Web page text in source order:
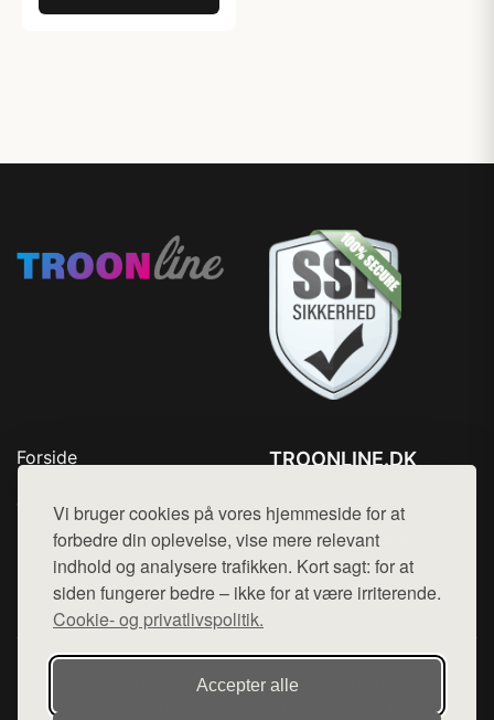
Vi bruger cookies på vores hjemmeside for at
forbedre din oplevelse, vise mere relevant
indhold og analysere trafikken. Kort sagt: for at
siden fungerer bedre – ikke for at være irriterende.
Cookie- og privatlivspolitik.
Accepter alle
Forside
Top Rabatter
Blog
Kontakt
TROONLINE.DK
Mail: hej@want.dk
Cookie- og privatlivspolitik
Denne side er en del af want.dk, der udgiver en række
hjemmesider med præsentation af forskellige produkter fra